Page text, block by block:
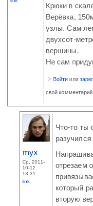
Крюки в
Верёвка,
узлы. Сам
двухсот-
вершины.
Не сам
Войти или
свой комментарий.
myx
Ср, 2011-
10-12
13:31
link
Что-то ты
разучился
отрезаем
который
вторую